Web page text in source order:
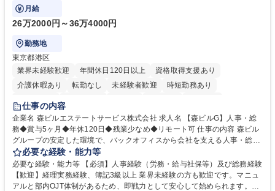
にも挑戦できる、やりがいある環境です。
月給
26万2000円～36万4000円
勤務地
東京都港区
業界未経験歓迎
年間休日120日以上
資格取得支援あり
介護休暇あり
転勤なし 未経験者歓迎
時短勤務あり
経験者歓迎
完全週休2日制
交通費支給 長期歓迎 駅近5分以内 土日祝休み
仕事の内容
企業名 森ビルエステートサービス株式会社 求人名 【森ビルG】人事・総
務◆賞与5ヶ月◆年休120日◆残業少なめ◆リモート可 仕事の内容 森ビル
グループの安定した環境で、バックオフィスから会社を支える人事・総務
をお任せします。 労務と総務の業務をバランスよく担当し、ゆくゆくは制
度改定などのコア業務にも挑戦できる、やりがいある環境です。 ■勤怠管
理、給与計算、社会保険手続き、年末調整等の労務管理全般 ■入退社手続
き、社内規定の改定や人事制度改定などのコア業務 ■社内イベントの企画
必要な経験・能力等
必要な経験・能力等 【必須】人事経験（労務・給与社保等）及び総務経験
【歓迎】経理実務経験、簿記3級以上 業界未経験の方も歓迎です。マニュ
アルと部内OJT体制があるため、即戦力として安心して始められます。